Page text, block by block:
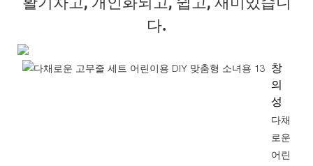
다.
창
의
성
다채
로운
어린